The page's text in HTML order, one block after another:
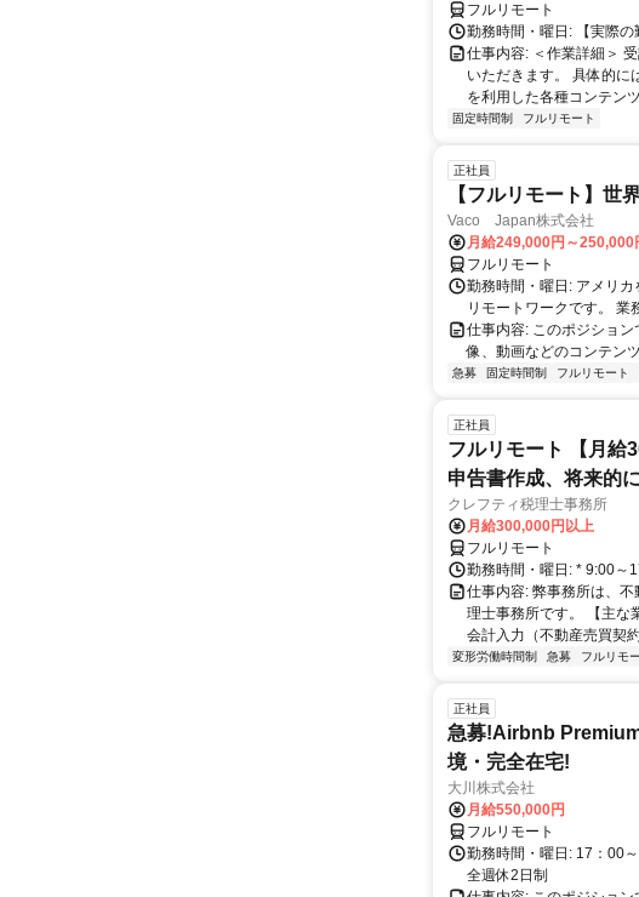
フルリモート
勤務時間・曜日: 【実際
仕事内容: ＜作業詳細＞
いただきます。 具体的に
を利用した各種コンテン
固定時間制 フルリモート
正社員
【フルリモート】世
Vaco Japan株式会社
月給249,000円～250,000
フルリモート
勤務時間・曜日: アメリ
リモートワークです。 業
仕事内容: このポジショ
像、動画などのコンテン
急募 固定時間制 フルリモート
正社員
フルリモート 【月給
申告書作成、将来的
クレフティ税理士事務所
月給300,000円以上
フルリモート
勤務時間・曜日: * 9:00～
仕事内容: 弊事務所は、
理士事務所です。 【主な
会計入力（不動産売買契
変形労働時間制 急募 フルリモ
正社員
急募!Airbnb
境・完全在宅!
大川株式会社
月給550,000円
フルリモート
勤務時間・曜日: 17：00
全週休2日制